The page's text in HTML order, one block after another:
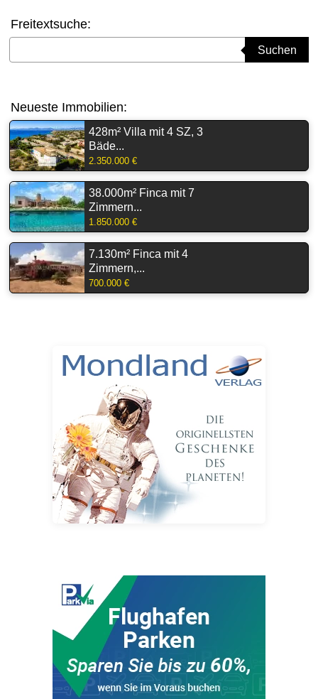
Freitextsuche:
Suchen
Neueste Immobilien:
428m² Villa mit 4 SZ, 3
Bäde...
2.350.000 €
38.000m² Finca mit 7
Zimmern...
1.850.000 €
7.130m² Finca mit 4
Zimmern,...
700.000 €